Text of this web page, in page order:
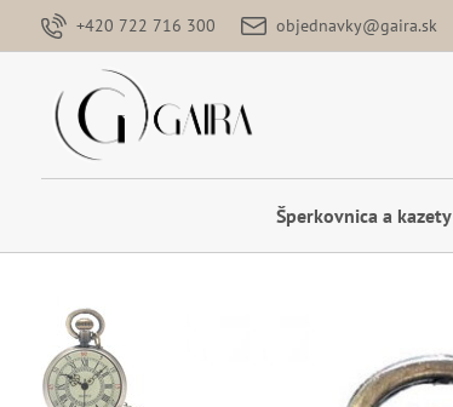
+420 722 716 300 objednavky@gaira.sk
Šperkovnica a kazety